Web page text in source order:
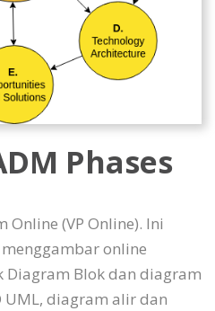
Phases
Online (VP Online). Ini
online
Blok dan diagram
UML, diagram alir dan